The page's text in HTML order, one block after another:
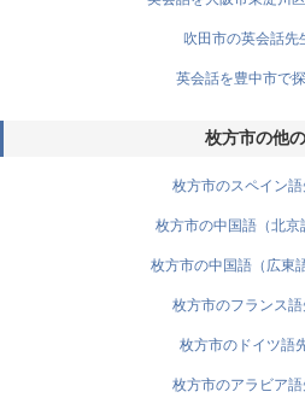
吹田市の英会話先
英会話を豊中市で
枚方市の他
枚方市のスペイン
枚方市の中国語（北京
枚方市の中国語（広東
枚方市のフランス
枚方市のドイツ語
枚方市のアラビア